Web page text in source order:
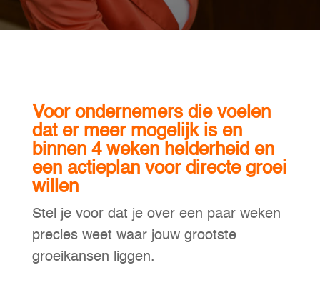
Voor ondernemers die voelen
dat er meer mogelijk is en
binnen 4 weken helderheid en
een actieplan voor directe groei
willen
Stel je voor dat je over een paar weken
precies weet waar jouw grootste
groeikansen liggen.